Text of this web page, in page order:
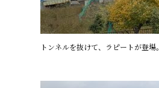
トンネルを抜けて、ラピートが登場。